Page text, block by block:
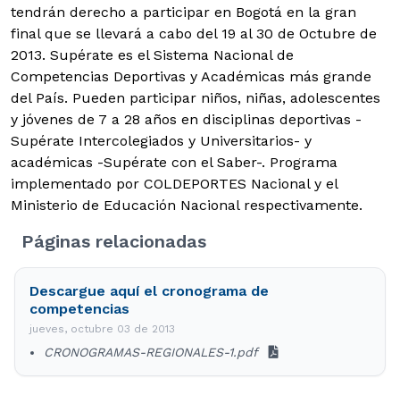
tendrán derecho a participar en Bogotá en la gran
final que se llevará a cabo del 19 al 30 de Octubre de
2013. Supérate es el Sistema Nacional de
Competencias Deportivas y Académicas más grande
del País. Pueden participar niños, niñas, adolescentes
y jóvenes de 7 a 28 años en disciplinas deportivas -
Supérate Intercolegiados y Universitarios- y
académicas -Supérate con el Saber-. Programa
implementado por COLDEPORTES Nacional y el
Ministerio de Educación Nacional respectivamente.
Páginas relacionadas
Descargue aquí el cronograma de
competencias
jueves, octubre 03 de 2013
CRONOGRAMAS-REGIONALES-1.pdf